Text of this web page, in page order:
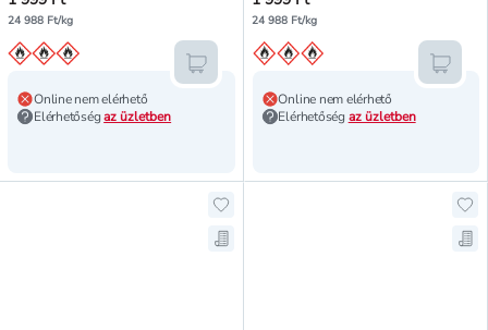
24 988 Ft/kg
Online nem elérhető
Elérhetőségaz üzletben
Kosárba teszem
24 988 Ft/kg
Online nem elérhető
Elérhetőség az üzletben
Hozzáadás a kedvencekhez,
Mentés a bevásárló listára,